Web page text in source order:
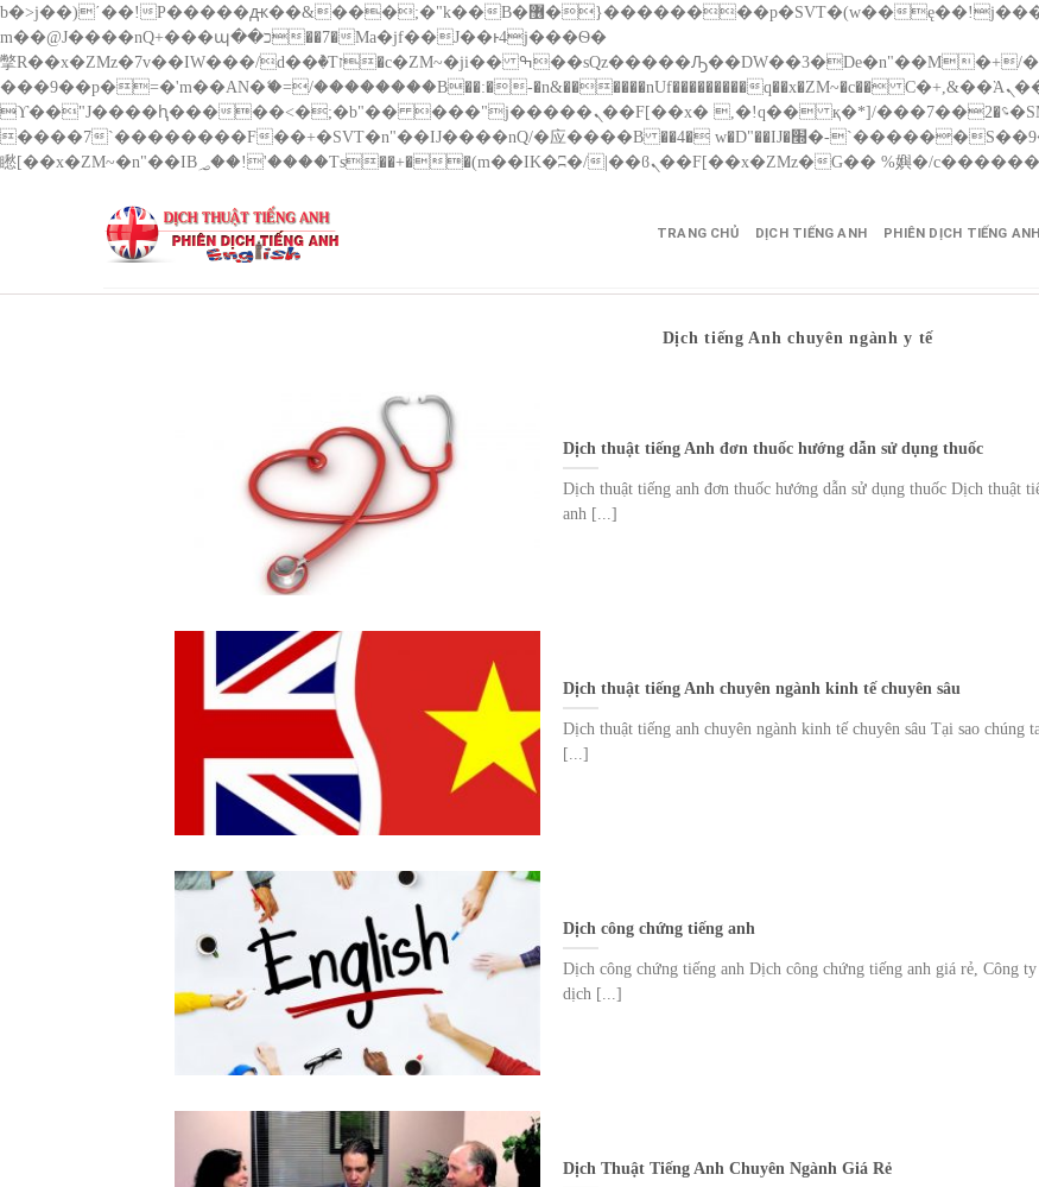
b�>j��)΄��!P�����ԫ��&���;�"k��B�޶�}��������p�SVT�(w��ę��!j������ ��x�;�-
m��@J����nQ+���պ��כ��7�Ma�jf��J��ͱ4j���Ѳ�
撆R��x�ZMz�7v��IW���/d��ٞ�Тז�c�ZM~�ji�� ߒ��sQz�����Ԡ��DW��3�De�n"��M�+/��������B��:�-�u��IJ���7j�委
���9��p�=�'m��AN�ޭ�=/��������B��:�-�n&������nUf���������q��x�ZM~�c�� Ϲ�+,&��Ὰܢ��F[��(�1�*"��
ϒ��"J����ԧ�����<�;�b"�� ���"j�����ܢ��F[��x� ,�!q�� қ�*]/���؝�2��7�SMc�s"���ޭ�DQ/�应�ܢ��F_��!� :�s"��
����7`��������F��+�SVT�n"��IJ����nQ/�应����B ��4� w�D"��IJ�׭�-`������S��9�Dr�ji��EJ߅��gJ�应��
TRANG CHỦ DỊCH TIẾNG ANH PHIÊN DỊCH TIẾNG ANH
Dịch tiếng Anh chuyên ngành y tế
Dịch thuật tiếng Anh đơn thuốc hướng dẫn sử dụng thuốc
Dịch thuật tiếng anh đơn thuốc hướng dẫn sử dụng thuốc Dịch thuật
anh [...]
Dịch thuật tiếng Anh chuyên ngành kinh tế chuyên sâu
Dịch thuật tiếng anh chuyên ngành kinh tế chuyên sâu Tại sao chúng
[...]
Dịch công chứng tiếng anh
Dịch công chứng tiếng anh Dịch công chứng tiếng anh giá rẻ, Công ty
dịch [...]
Dịch Thuật Tiếng Anh Chuyên Ngành Giá Rẻ